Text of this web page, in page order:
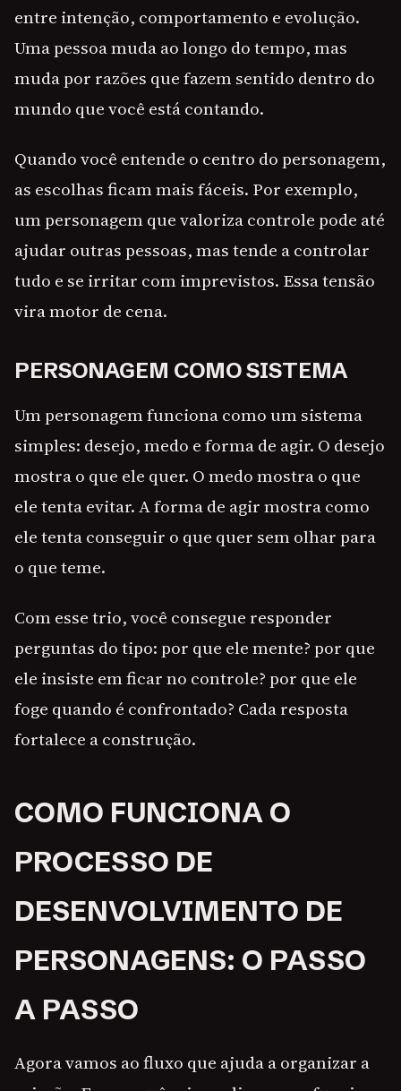
entre intenção, comportamento e evolução.
Uma pessoa muda ao longo do tempo, mas
muda por razões que fazem sentido dentro do
mundo que você está contando.
Quando você entende o centro do personagem,
as escolhas ficam mais fáceis. Por exemplo,
um personagem que valoriza controle pode até
ajudar outras pessoas, mas tende a controlar
tudo e se irritar com imprevistos. Essa tensão
vira motor de cena.
PERSONAGEM COMO SISTEMA
Um personagem funciona como um sistema
simples: desejo, medo e forma de agir. O desejo
mostra o que ele quer. O medo mostra o que
ele tenta evitar. A forma de agir mostra como
ele tenta conseguir o que quer sem olhar para
o que teme.
Com esse trio, você consegue responder
perguntas do tipo: por que ele mente? por que
ele insiste em ficar no controle? por que ele
foge quando é confrontado? Cada resposta
fortalece a construção.
COMO FUNCIONA O
PROCESSO DE
DESENVOLVIMENTO DE
PERSONAGENS: O PASSO
A PASSO
Agora vamos ao fluxo que ajuda a organizar a